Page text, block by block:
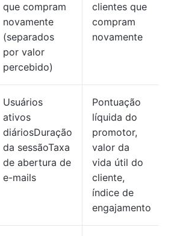
que compram
novamente
(separados
por valor
percebido)
clientes que
compram
novamente
Usuários
ativos
diáriosDuração
da sessãoTaxa
de abertura de
e-mails
Pontuação
líquida do
promotor,
valor da
vida útil do
cliente,
índice de
engajamento